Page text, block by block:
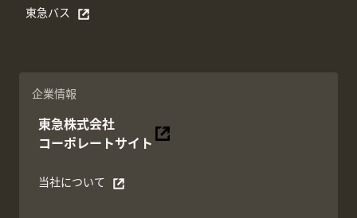
東急バス
別ウィンドウで開く
企業情報
東急株式会社
コーポレートサイト
別ウィンドウで開く
当社について
別ウィンドウで開く